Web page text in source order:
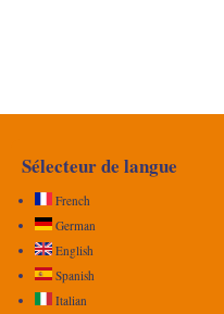
Sélecteur de langue
French
German
English
Spanish
Italian